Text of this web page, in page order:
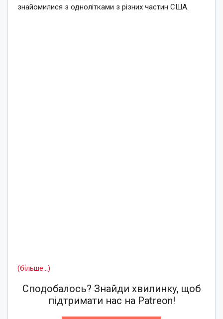
знайомилися з однолітками з різних частин США.
(більше…)
Сподобалось? Знайди хвилинку, щоб
підтримати нас на Patreon!